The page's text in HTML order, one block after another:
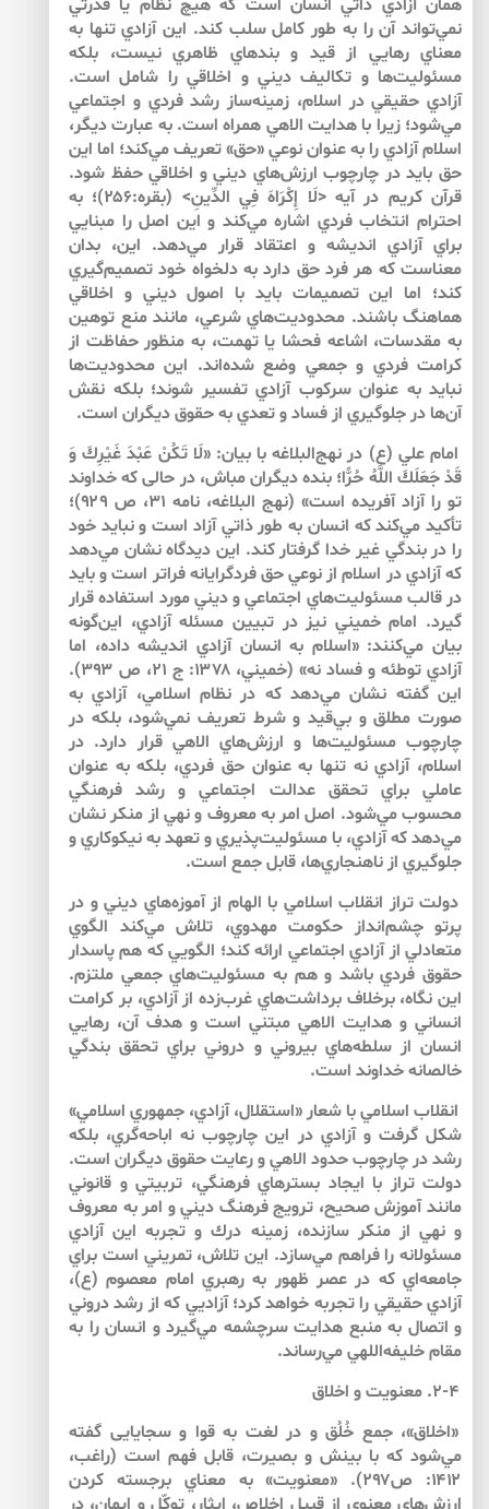
همان آزادي ذاتي انسان است كه هيچ نظام يا قدرتي
نمي‌تواند آن را به طور كامل سلب كند. اين آزادي تنها به
معناي رهايي از قيد و بندهاي ظاهري نيست، بلكه
مسئوليت‌ها و تكاليف ديني و اخلاقي را شامل است.
آزادي حقيقي در اسلام، زمينه‌ساز رشد فردي و اجتماعي
مي‌شود؛ زيرا با هدايت الاهي همراه است. به عبارت ديگر،
اسلام آزادي را به عنوان نوعي «حق» تعريف مي‌كند؛ اما اين
حق بايد در چارچوب ارزش‌هاي ديني و اخلاقي حفظ شود.
قرآن كريم در آيه‌ <لَا إِكْرَاهَ فِي الدِّينِ> (بقره:۲۵۶)؛ به
احترام انتخاب فردي اشاره مي‌كند و اين اصل را مبنايي
براي آزادي انديشه و اعتقاد قرار مي‌دهد. اين، بدان
معناست كه هر فرد حق دارد به دلخواه خود تصميم‌گيري
كند؛ اما اين تصميمات بايد با اصول ديني و اخلاقي
هماهنگ باشند. محدوديت‌هاي شرعي، مانند منع توهين
به مقدسات، اشاعه فحشا يا تهمت، به منظور حفاظت از
كرامت فردي و جمعي وضع شده‌اند. اين محدوديت‌ها
نبايد به عنوان سركوب آزادي تفسير شوند؛ بلكه نقش
آن‌ها در جلوگيري از فساد و تعدي به حقوق ديگران است.
امام علي (ع) در نهج‌البلاغه با بيان: «لَا تَكُنْ عَبْدَ غَيْرِكَ وَ
قَدْ جَعَلَكَ اللَّهُ حُرًّا؛ بنده ديگران مباش، در حالى كه خداوند
تو را آزاد آفريده است» (نهج البلاغه، نامه ۳۱، ص ۹۲۹)؛
تأكيد مي‌كند كه انسان به طور ذاتي آزاد است و نبايد خود
را در بندگي غير خدا گرفتار كند. اين ديدگاه نشان مي‌دهد
كه آزادي در اسلام از نوعي حق فردگرايانه فراتر است و بايد
در قالب مسئوليت‌هاي اجتماعي و ديني مورد استفاده قرار
گيرد. امام خميني نيز در تبيين مسئله آزادي، اين‌گونه
بيان مي‌كنند: «اسلام به انسان آزادي انديشه داده، اما
آزادي توطئه و فساد نه» (خميني، ۱۳۷۸: ج ۲۱، ص ۳۹۳).
اين گفته نشان مي‌دهد كه در نظام اسلامي، آزادي به
صورت مطلق و بي‌قيد و شرط تعريف نمي‌شود، بلكه در
چارچوب مسئوليت‌ها و ارزش‌هاي الاهي قرار دارد. در
اسلام، آزادي نه تنها به عنوان حق فردي، بلكه به عنوان
عاملي براي تحقق عدالت اجتماعي و رشد فرهنگي
محسوب مي‌شود. اصل امر به معروف و نهي از منكر نشان
مي‌دهد كه آزادي، با مسئوليت‌پذيري و تعهد به نيكو‌كاري و
جلوگيري از ناهنجاري‌ها، قابل جمع است.
دولت تراز انقلاب اسلامي با الهام از آموزه‌هاي ديني و در
پرتو چشم‌انداز حكومت مهدوي، تلاش مي‌كند الگوي
متعادلي از آزادي اجتماعي ارائه كند؛ الگويي كه هم پاسدار
حقوق فردي باشد و هم به مسئوليت‌هاي جمعي ملتزم.
اين نگاه، برخلاف برداشت‌هاي غرب‌زده از آزادي، بر كرامت
انساني و هدايت الاهي مبتني است و هدف آن، رهايي
انسان از سلطه‌هاي بيروني و دروني براي تحقق بندگي
خالصانه خداوند است.
انقلاب اسلامي با شعار «استقلال، آزادي، جمهوري اسلامي»
شكل گرفت و آزادي در اين چارچوب نه اباحه‌گري، بلكه
رشد در چارچوب حدود الاهي و رعايت حقوق ديگران است.
دولت تراز با ايجاد بسترهاي فرهنگي، تربيتي و قانوني
مانند آموزش صحيح، ترويج فرهنگ ديني و امر به معروف
و نهي از منكر سازنده، زمينه درك و تجربه اين آزادي
مسئولانه را فراهم مي‌سازد. اين تلاش، تمريني است براي
جامعه‌اي كه در عصر ظهور به رهبري امام معصوم (ع)،
آزادي حقيقي را تجربه خواهد كرد؛ آزاديي كه از رشد دروني
و اتصال به منبع هدايت سرچشمه مي‌گيرد و انسان را به
مقام خليفه‌اللهي مي‌رساند.
۲-۴. معنويت و اخلاق
«اخلاق»، جمع خُلُق و در لغت به قوا و سجايايى گفته
مي‌شود كه با بينش و بصيرت، قابل فهم است (راغب،
۱۴۱۲: ص۲۹۷). «معنويت» به معناي برجسته كردن